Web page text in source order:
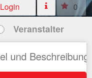
Login 0
Veranstalter